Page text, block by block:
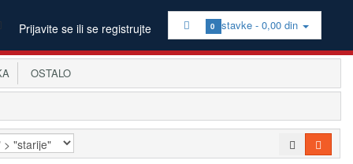
Prijavite se ili se registrujte 0 stavke - 0,00 din
OSTALO